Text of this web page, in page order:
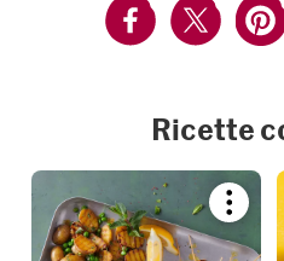
Ricette
recipe
or